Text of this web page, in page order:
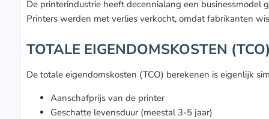
De printerindustrie heeft decennialang een
Printers werden met verlies verkocht, omdat fabrikanten
TOTALE EIGENDOMSKOSTEN
De totale eigendomskosten (TCO) berekenen is eigenlijk
Aanschafprijs van de printer
Geschatte levensduur (meestal 3-5 jaar)